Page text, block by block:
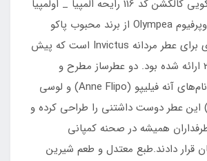
ادکلن 25 میل مارکویی کالکشن کد 116 رایحه المپیا _ اولمپیا
پاکو رابان است.ادوپرفیوم Olympea از برند محبوب پاکو
رابان، جفت زنانه‌ای برای عطر مردانه Invictus است که پیش
از این در سال 2013 ارائه شده بود. دو عطرساز مطرح و
باتجربه جهانی به نام‌های آنه فیلیپو (Anne Flipo) و لوسی
دانگ (Loc Dong) این عطر دوست داشتنی را طراحی کرده و
همیشه در صحنه کمپانی
قرار دادند.طبع معتدل و طعم شیرین